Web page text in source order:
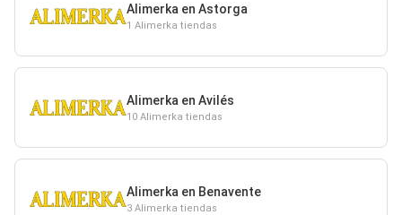
Alimerka en Astorga
1 Alimerka tiendas
Alimerka en Avilés
10 Alimerka tiendas
Alimerka en Benavente
3 Alimerka tiendas